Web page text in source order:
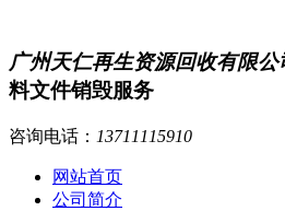
广州天仁再生资源回收有限公
料文件销毁服务
咨询电话： 13711115910
网站首页
公司简介